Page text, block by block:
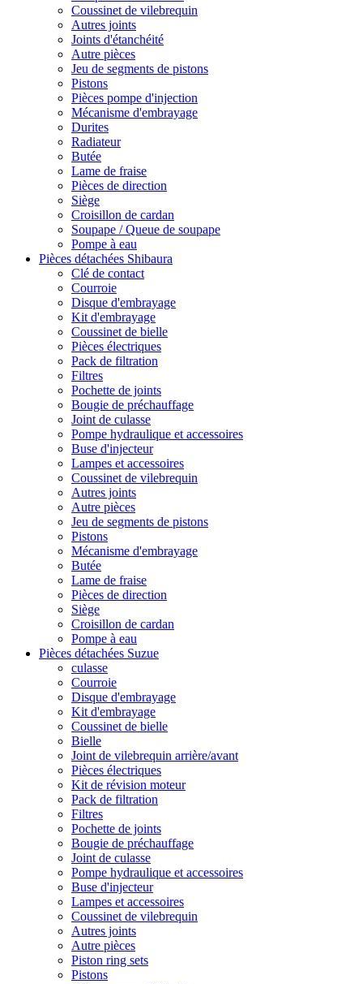
Coussinet de vilebrequin
Autres joints
Joints d'étanchéité
Autre pièces
Jeu de segments de pistons
Pistons
Pièces pompe d'injection
Mécanisme d'embrayage
Durites
Radiateur
Butée
Lame de fraise
Pièces de direction
Siège
Croisillon de cardan
Soupape / Queue de soupape
Pompe à eau
Pièces détachées Shibaura
Clé de contact
Courroie
Disque d'embrayage
Kit d'embrayage
Coussinet de bielle
Pièces électriques
Pack de filtration
Filtres
Pochette de joints
Bougie de préchauffage
Joint de culasse
Pompe hydraulique et accessoires
Buse d'injecteur
Lampes et accessoires
Coussinet de vilebrequin
Autres joints
Autre pièces
Jeu de segments de pistons
Pistons
Mécanisme d'embrayage
Butée
Lame de fraise
Pièces de direction
Siège
Croisillon de cardan
Pompe à eau
Pièces détachées Suzue
culasse
Courroie
Disque d'embrayage
Kit d'embrayage
Coussinet de bielle
Bielle
Joint de vilebrequin arrière/avant
Pièces électriques
Kit de révision moteur
Pack de filtration
Filtres
Pochette de joints
Bougie de préchauffage
Joint de culasse
Pompe hydraulique et accessoires
Buse d'injecteur
Lampes et accessoires
Coussinet de vilebrequin
Autres joints
Autre pièces
Piston ring sets
Pistons